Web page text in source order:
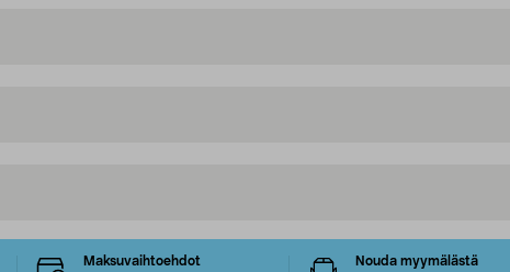
Maksuvaihtoehdot
Nouda myymälästä